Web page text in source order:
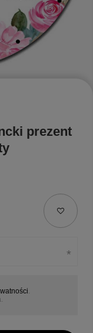
prezent